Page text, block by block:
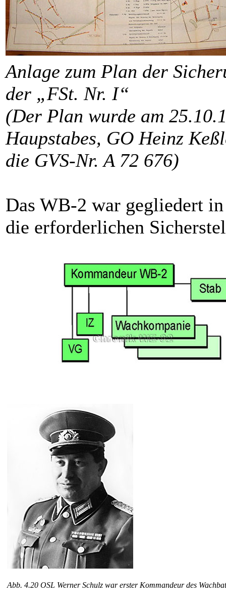
Anlage zum Plan der
der „FSt. Nr. I“
(Der Plan wurde am
Haupstabes, GO Heinz
die GVS-Nr. A 72 676)
Das WB-2 war gegliedert
die erforderlichen
Abb. 4.20 OSL Werner Schulz war erster Kommandeur des